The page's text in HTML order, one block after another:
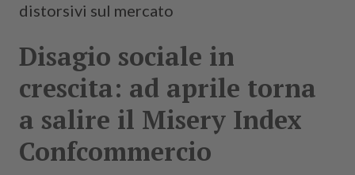
distorsivi sul mercato
Disagio sociale in
crescita: ad aprile torna
a salire il Misery Index
Confcommercio